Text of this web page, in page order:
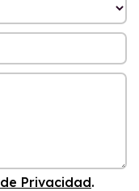
Privacidad.